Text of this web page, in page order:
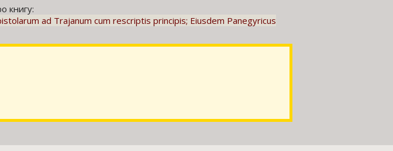
книгу:
ad Trajanum cum rescriptis principis; Eiusdem Panegyricus